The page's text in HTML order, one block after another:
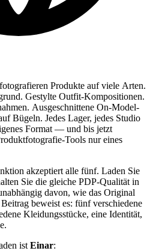
Produkte auf viele Arten.
Gestylte Outfit-Kompositionen.
Ausgeschnittene On-Model-
Bügeln. Jedes Lager, jedes Studio
Format — und bis jetzt
Tools nur eines
akzeptiert alle fünf. Laden Sie
Sie die gleiche PDP-Qualität in
davon, wie das Original
beweist es: fünf verschiedene
Kleidungsstücke, eine Identität,
ist Einar: